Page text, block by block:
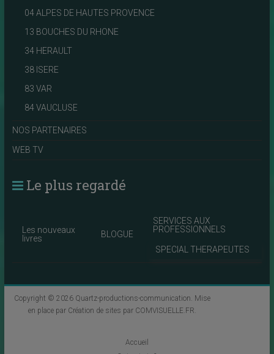
04 ALPES DE HAUTES PROVENCE
13 BOUCHES DU RHONE
34 HERAULT
38 ISERE
83 VAR
84 VAUCLUSE
NOS PARTENAIRES
WEB TV
Le plus regardé
Les nouveaux
livres
BLOGUE
SERVICES AUX
PROFESSIONNELS
SPECIAL THERAPEUTES
Copyright © 2026 Quartz-productions-communication. Mise
en place par Création de sites par COMVISUELLE.FR.
Accueil